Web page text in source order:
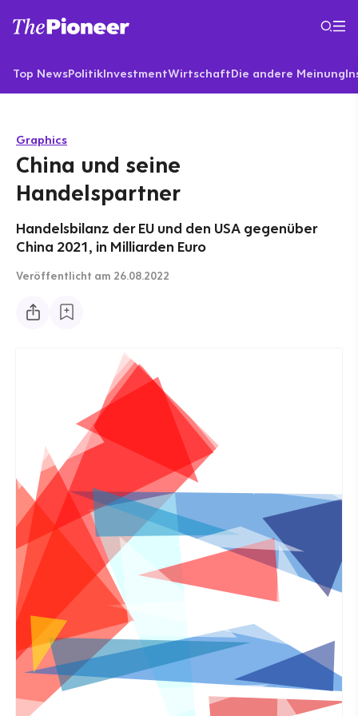
Top NewsPolitikInvestmentWirtschaftDie andere Meinung
Graphics
China und seine
Handelspartner
Handelsbilanz der EU und den USA gegenüber
China 2021, in Milliarden Euro
Veröffentlicht am 26.08.2022